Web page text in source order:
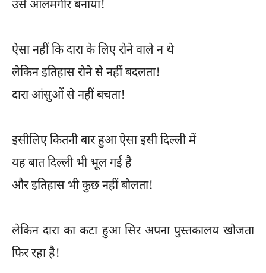
उसे आलमगीर बनाया!
ऐसा नहीं कि दारा के लिए रोने वाले न थे
लेकिन इतिहास रोने से नहीं बदलता!
दारा आंसुओं से नहीं बचता!
इसीलिए कितनी बार हुआ ऐसा इसी दिल्ली में
यह बात दिल्ली भी भूल गई है
और इतिहास भी कुछ नहीं बोलता!
लेकिन दारा का कटा हुआ सिर अपना पुस्तकालय खोजता
फिर रहा है!